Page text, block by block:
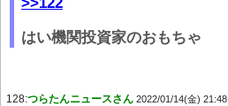
はい機関投資家のおもちゃ
128:つらたんニュースさん 2022/01/14(金) 21:48